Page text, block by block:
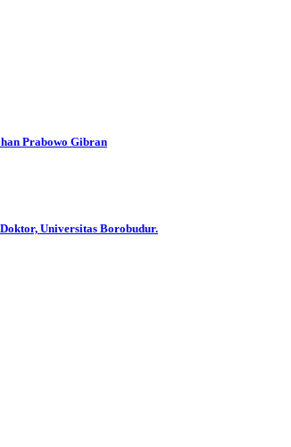
Prabowo Gibran
Universitas Borobudur.